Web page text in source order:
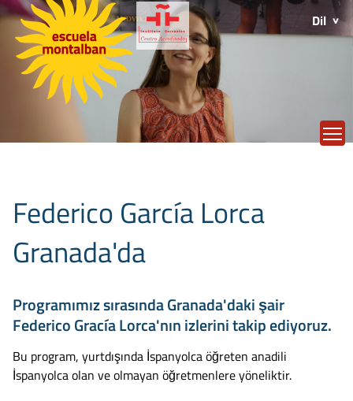
Dil
Federico García Lorca
Granada'da
Programımız sırasında Granada'daki şair
Federico Gracía Lorca'nın izlerini takip ediyoruz.
Bu program, yurtdışında İspanyolca öğreten anadili
İspanyolca olan ve olmayan öğretmenlere yöneliktir.